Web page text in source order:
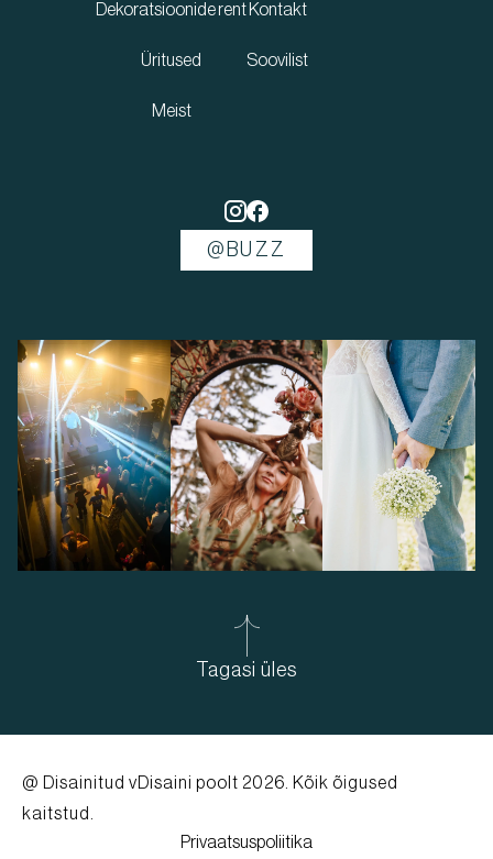
@BUZZ
Dekoratsioonide rent
Üritused
Meist
Kontakt
Soovilist
Tagasi üles
@ Disainitud vDisaini poolt 2026. Kõik õigused
kaitstud.
Privaatsuspoliitika